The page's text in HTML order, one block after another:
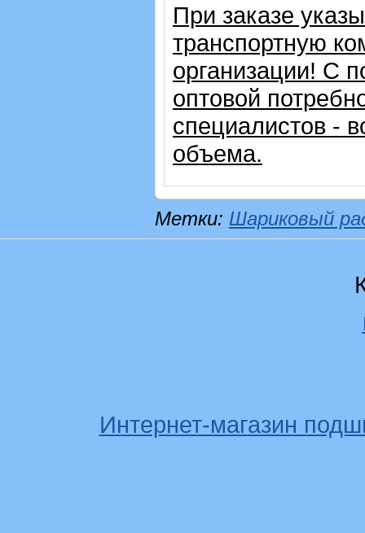
При заказе
транспортную
организации! С
оптовой
специалистов -
объема.
Метки: Шариковый
Интернет-магазин